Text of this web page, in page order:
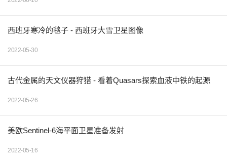
西班牙寒冷的毯子 - 西班牙大雪卫星图像
2022-05-30
古代金属的天文仪器狩猎 - 看着Quasars探索血液中铁的起源
2022-05-26
美欧Sentinel-6海平面卫星准备发射
2022-05-16